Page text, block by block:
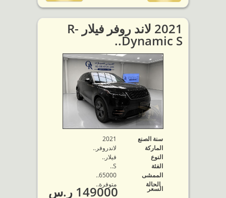
2021 لاند روفر فيلار R-
Dynamic S..
سنة الصنع
2021
الماركة
لاندروفر..
النوع
فيلار..
الفئة
S..
الممشى
65000..
الحالة
متوفرة‬..
السعر 149000 ر.س